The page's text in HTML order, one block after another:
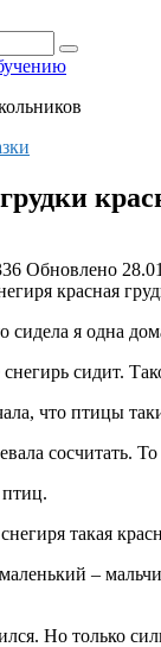
Обновлено
красная
сидела я одна
сидит.
что птицы
сосчитать.
такая
–
Но только